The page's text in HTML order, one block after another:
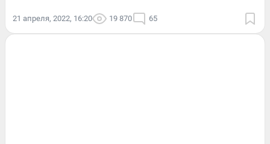
21 апреля, 2022, 16:20 19 870 65